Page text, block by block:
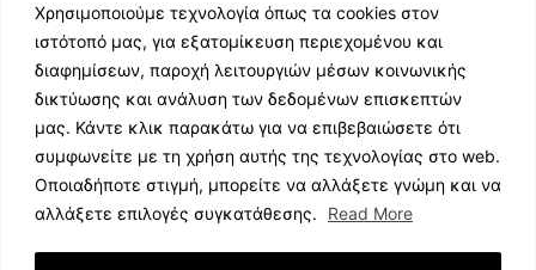
Χρησιμοποιούμε τεχνολογία όπως τα cookies στον
ιστότοπό μας, για εξατομίκευση περιεχομένου και
διαφημίσεων, παροχή λειτουργιών μέσων κοινωνικής
δικτύωσης και ανάλυση των δεδομένων επισκεπτών
μας. Κάντε κλικ παρακάτω για να επιβεβαιώσετε ότι
συμφωνείτε με τη χρήση αυτής της τεχνολογίας στο web.
Οποιαδήποτε στιγμή, μπορείτε να αλλάξετε γνώμη και να
αλλάξετε επιλογές συγκατάθεσης.
Read More
ΕΛΛΗΝΙΚΗ ΜΟΥΣΙΚΗ
TV SHOWS
EVENTS
ΘΕΑΤΡΟ
CINEMA
ΔΙΑΓΩΝΙΣΜΟΙ
STOA CULTURA